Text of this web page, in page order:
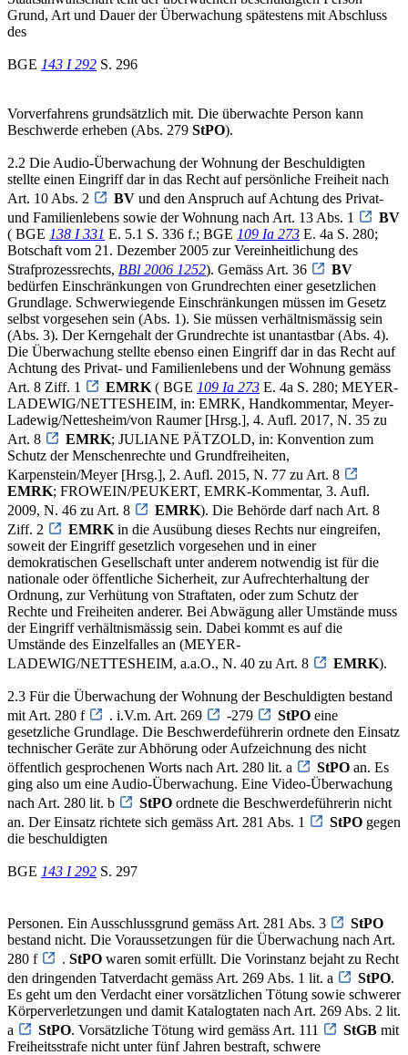
Grund, Art und Dauer der Überwachung spätestens mit Abschluss
des
BGE 143 I 292 S. 296
Vorverfahrens grundsätzlich mit. Die überwachte Person kann
Beschwerde erheben (Abs. 279 StPO).
2.2 Die Audio-Überwachung der Wohnung der Beschuldigten
stellte einen Eingriff dar in das Recht auf persönliche Freiheit nach
Art. 10 Abs. 2
BV und den Anspruch auf Achtung des Privat-
und Familienlebens sowie der Wohnung nach Art. 13 Abs. 1
BV
( BGE 138 I 331 E. 5.1 S. 336 f.; BGE 109 Ia 273 E. 4a S. 280;
Botschaft vom 21. Dezember 2005 zur Vereinheitlichung des
Strafprozessrechts, BBl 2006 1252). Gemäss Art. 36
BV
bedürfen Einschränkungen von Grundrechten einer gesetzlichen
Grundlage. Schwerwiegende Einschränkungen müssen im Gesetz
selbst vorgesehen sein (Abs. 1). Sie müssen verhältnismässig sein
(Abs. 3). Der Kerngehalt der Grundrechte ist unantastbar (Abs. 4).
Die Überwachung stellte ebenso einen Eingriff dar in das Recht auf
Achtung des Privat- und Familienlebens und der Wohnung gemäss
Art. 8 Ziff. 1
EMRK ( BGE 109 Ia 273 E. 4a S. 280; MEYER-
LADEWIG/NETTESHEIM, in: EMRK, Handkommentar, Meyer-
Ladewig/Nettesheim/von Raumer [Hrsg.], 4. Aufl. 2017, N. 35 zu
Art. 8
EMRK; JULIANE PÄTZOLD, in: Konvention zum
Schutz der Menschenrechte und Grundfreiheiten,
Karpenstein/Meyer [Hrsg.], 2. Aufl. 2015, N. 77 zu Art. 8
EMRK; FROWEIN/PEUKERT, EMRK-Kommentar, 3. Aufl.
2009, N. 46 zu Art. 8
EMRK). Die Behörde darf nach Art. 8
Ziff. 2
EMRK in die Ausübung dieses Rechts nur eingreifen,
soweit der Eingriff gesetzlich vorgesehen und in einer
demokratischen Gesellschaft unter anderem notwendig ist für die
nationale oder öffentliche Sicherheit, zur Aufrechterhaltung der
Ordnung, zur Verhütung von Straftaten, oder zum Schutz der
Rechte und Freiheiten anderer. Bei Abwägung aller Umstände muss
der Eingriff verhältnismässig sein. Dabei kommt es auf die
Umstände des Einzelfalles an (MEYER-
LADEWIG/NETTESHEIM, a.a.O., N. 40 zu Art. 8
EMRK).
2.3 Für die Überwachung der Wohnung der Beschuldigten bestand
mit Art. 280 f
. i.V.m. Art. 269 -279 StPO eine
gesetzliche Grundlage. Die Beschwerdeführerin ordnete den Einsatz
technischer Geräte zur Abhörung oder Aufzeichnung des nicht
öffentlich gesprochenen Worts nach Art. 280 lit. a
StPO an. Es
ging also um eine Audio-Überwachung. Eine Video-Überwachung
nach Art. 280 lit. b
StPO ordnete die Beschwerdeführerin nicht
an. Der Einsatz richtete sich gemäss Art. 281 Abs. 1
StPO gegen
die beschuldigten
BGE 143 I 292 S. 297
Personen. Ein Ausschlussgrund gemäss Art. 281 Abs. 3
StPO
bestand nicht. Die Voraussetzungen für die Überwachung nach Art.
280 f
. StPO waren somit erfüllt. Die Vorinstanz bejaht zu Recht
den dringenden Tatverdacht gemäss Art. 269 Abs. 1 lit. a
StPO.
Es geht um den Verdacht einer vorsätzlichen Tötung sowie schwerer
Körperverletzungen und damit Katalogtaten nach Art. 269 Abs. 2 lit.
a
StPO. Vorsätzliche Tötung wird gemäss Art. 111 StGB mit
Freiheitsstrafe nicht unter fünf Jahren bestraft, schwere